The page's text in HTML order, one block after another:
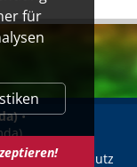
für
•
Datenschutz